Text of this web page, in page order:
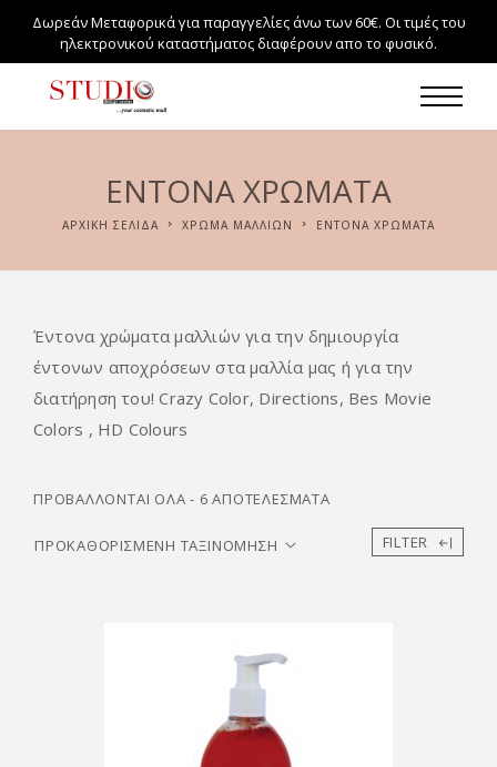
Δωρεάν Μεταφορικά για παραγγελίες άνω των 60€. Οι τιμές του
ηλεκτρονικού καταστήματος διαφέρουν απο το φυσικό.
ΈΝΤΟΝΑ ΧΡΏΜΑΤΑ
ΑΡΧΙΚΉ ΣΕΛΊΔΑ ΧΡΏΜΑ ΜΑΛΛΙΏΝ ΈΝΤΟΝΑ ΧΡΏΜΑΤΑ
Έντονα χρώματα μαλλιών για την δημιουργία
έντονων αποχρόσεων στα μαλλία μας ή για την
διατήρηση του! Crazy Color, Directions, Bes Movie
Colors , HD Colours
ΠΡΟΒΆΛΛΟΝΤΑΙ ΌΛΑ - 6 ΑΠΟΤΕΛΈΣΜΑΤΑ
FILTER